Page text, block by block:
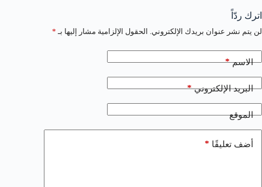
اترك ردّاً
لن يتم نشر عنوان بريدك الإلكتروني. الحقول الإلزامية مشار إليها بـ *
الاسم*
البريد الإلكتروني*
الموقع
أضف تعليقًا *